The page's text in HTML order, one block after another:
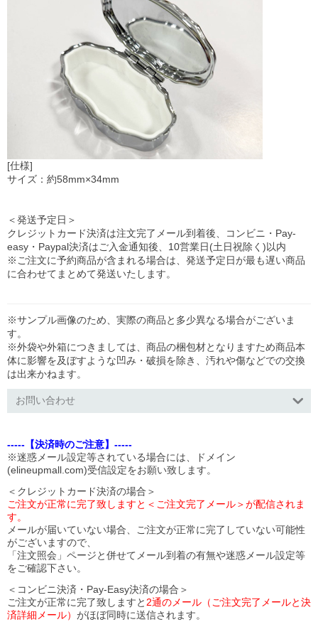
[仕様]
サイズ：約58mm×34mm
＜発送予定日＞
クレジットカード決済は注文完了メール到着後、コンビニ・Pay-
easy・Paypal決済はご入金通知後、10営業日(土日祝除く)以内
※ご注文に予約商品が含まれる場合は、発送予定日が最も遅い商品
に合わせてまとめて発送いたします。
※サンプル画像のため、実際の商品と多少異なる場合がございま
す。
※外袋や外箱につきましては、商品の梱包材となりますため商品本
体に影響を及ぼすような凹み・破損を除き、汚れや傷などでの交換
は出来かねます。
お問い合わせ
-----【決済時のご注意】-----
※迷惑メール設定等されている場合には、ドメイン
(elineupmall.com)受信設定をお願い致します。
＜クレジットカード決済の場合＞
ご注文が正常に完了致しますと＜ご注文完了メール＞が配信されま
す。
メールが届いていない場合、ご注文が正常に完了していない可能性
がございますので、
「注文照会」ページと併せてメール到着の有無や迷惑メール設定等
をご確認下さい。
＜コンビニ決済・Pay-Easy決済の場合＞
ご注文が正常に完了致しますと 2通のメール（ご注文完了メールと決
済詳細メール） がほぼ同時に送信されます。